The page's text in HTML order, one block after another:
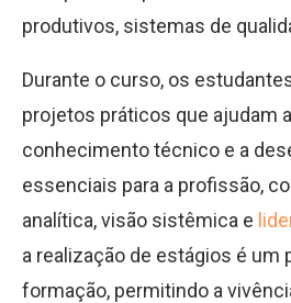
produtivos, sistemas de
Durante o curso, os
projetos práticos que ajudam
conhecimento técnico e a
essenciais para a profissão,
analítica, visão sistêmica e
a realização de estágios é um
formação, permitindo a